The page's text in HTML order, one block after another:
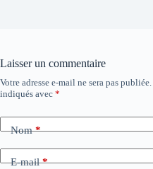
Laisser un commentaire
Votre adresse e-mail ne sera pas publiée.
indiqués avec *
Nom*
E-mail*